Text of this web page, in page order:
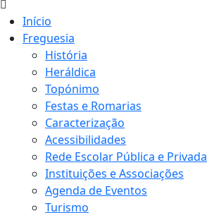
Início
Freguesia
História
Heráldica
Topónimo
Festas e Romarias
Caracterização
Acessibilidades
Rede Escolar Pública e Privada
Instituições e Associações
Agenda de Eventos
Turismo